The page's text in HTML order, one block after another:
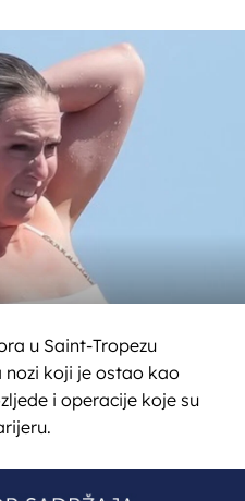
u Saint-Tropezu
nozi koji je ostao kao
i operacije koje su